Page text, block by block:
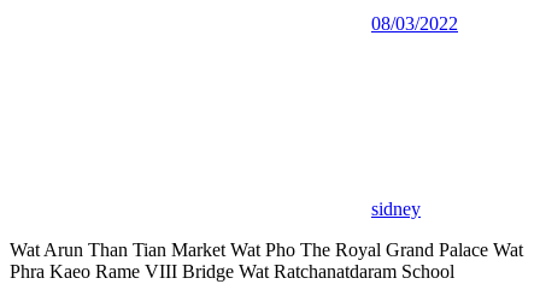
08/03/2022
sidney
Wat Arun Than Tian Market Wat Pho The Royal Grand Palace Wat
Phra Kaeo Rame VIII Bridge Wat Ratchanatdaram School